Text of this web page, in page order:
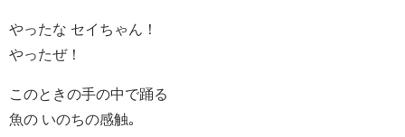
やったな セイちゃん！
やったぜ！
このときの手の中で踊る
魚の いのちの感触｡